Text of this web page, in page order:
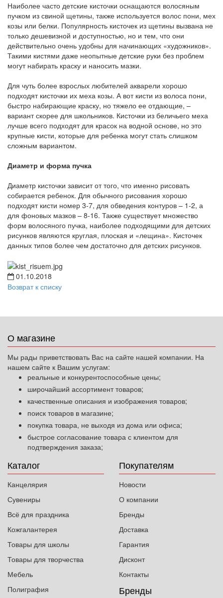
Наиболее часто детские кисточки оснащаются волосяным
пучком из свиной щетины, также используется волос пони, мех
козы или белки. Популярность кисточек из щетины вызвана не
только дешевизной и доступностью, но и тем, что они
действительно очень удобны для начинающих «художников».
Такими кистями даже неопытные детские руки без проблем
могут набирать краску и наносить мазки.
Для чуть более взрослых любителей акварели хорошо
подходят кисточки их меха козы. А вот кисти из волоса пони,
быстро набирающие краску, но тяжело ее отдающие, –
вариант скорее для школьников. Кисточки из беличьего меха
лучше всего подходят для красок на водной основе, но это
крупные кисти, которые для ребенка могут стать слишком
сложным вариантом.
Диаметр и форма пучка
Диаметр кисточки зависит от того, что именно рисовать
собирается ребенок. Для обычного рисования хорошо
подходят кисти номер 3-7, для обведения контуров – 1-2, а
для фоновых мазков – 8-16. Также существует множество
форм волосяного пучка, наиболее подходящими для детских
рисунков являются круглая, плоская и «лещина». Кисточек
данных типов более чем достаточно для детских рисунков.
01.10.2018
Возврат к списку
О магазине
Мы рады приветствовать Вас на сайте нашей компании. На
нашем сайте к Вашим услугам:
реальные и конкурентоспособные цены;
широчайший ассортимент товаров;
качественные описания и изображения товаров;
поиск товаров в магазине;
покупка товара, не выходя из дома или офиса;
быстрое согласование товара с клиентом для
подтверждения заказа;
Каталог
Канцелярия
Сувениры
Всё для праздника
Кожгалантерея
Товары для школы
Товары для творчества
Мебель
Полиграфия
Покупателям
Новости
О компании
Бренды
Доставка
Гарантия
Дисконт
Контакты
Бренды